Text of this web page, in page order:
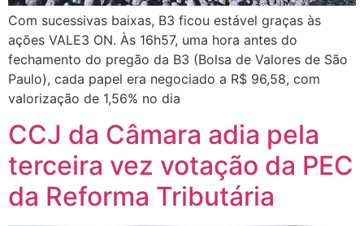
Com sucessivas baixas, B3 ficou estável graças às
ações VALE3 ON. Às 16h57, uma hora antes do
fechamento do pregão da B3 (Bolsa de Valores de São
Paulo), cada papel era negociado a R$ 96,58, com
valorização de 1,56% no dia
CCJ da Câmara adia pela
terceira vez votação da PEC
da Reforma Tributária